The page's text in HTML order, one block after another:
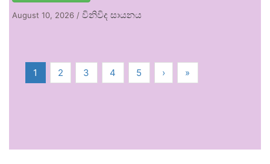
August 10, 2026 / විනිවිද සායනය
1 2 3 4 5 › »